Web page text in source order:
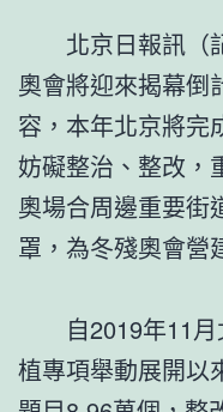
北京日報訊（
奧會將迎來揭幕倒
容，本年北京將完
妨礙整治、整改，
奧場合周邊重要街
罩，為冬殘奧會營
自2019年11月
植專項舉動展開以